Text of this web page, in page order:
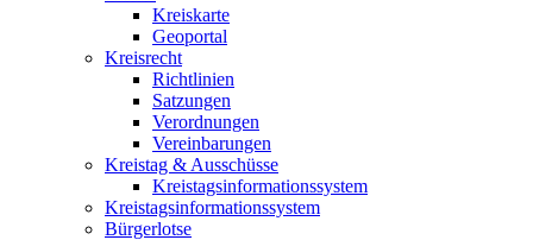
Kreiskarte
Geoportal
Kreisrecht
Richtlinien
Satzungen
Verordnungen
Vereinbarungen
Kreistag & Ausschüsse
Kreistagsinformationssystem
Kreistagsinformationssystem
Bürgerlotse